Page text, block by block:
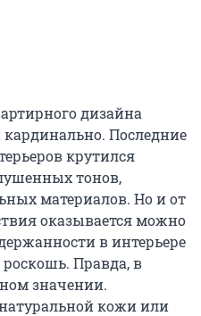
дизайна
Последние
крутился
тонов,
материалов. Но и от
оказывается можно
в интерьере
Правда, в
значении.
кожи или